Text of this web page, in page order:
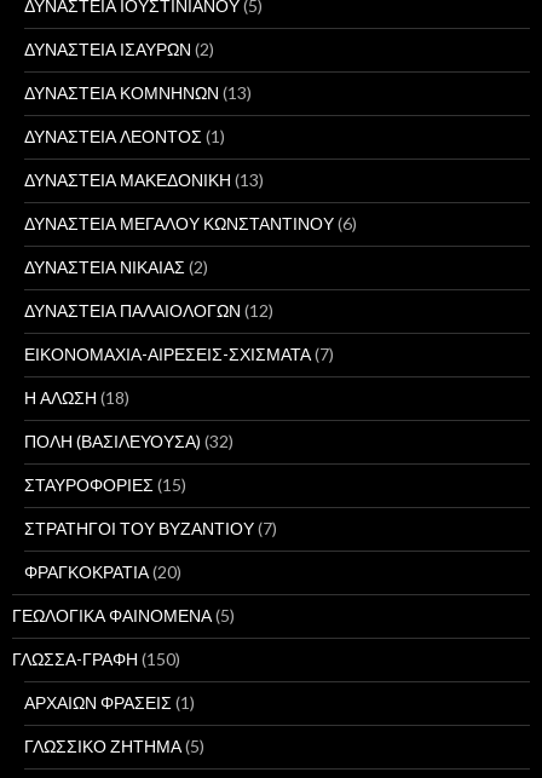
ΔΥΝΑΣΤΕΙΑ ΙΟΥΣΤΙΝΙΑΝΟΥ(5)
ΔΥΝΑΣΤΕΙΑ ΙΣΑΥΡΩΝ (2)
ΔΥΝΑΣΤΕΙΑ ΚΟΜΝΗΝΩΝ (13)
ΔΥΝΑΣΤΕΙΑ ΛΕΟΝΤΟΣ (1)
ΔΥΝΑΣΤΕΙΑ ΜΑΚΕΔΟΝΙΚΗ (13)
ΔΥΝΑΣΤΕΙΑ ΜΕΓΑΛΟΥ ΚΩΝΣΤΑΝΤΙΝΟΥ(6)
ΔΥΝΑΣΤΕΙΑ ΝΙΚΑΙΑΣ (2)
ΔΥΝΑΣΤΕΙΑ ΠΑΛΑΙΟΛΟΓΩΝ (12)
ΕΙΚΟΝΟΜΑΧΙΑ-ΑΙΡΕΣΕΙΣ-ΣΧΙΣΜΑΤΑ(7)
Η ΑΛΩΣΗ (18)
ΠΟΛΗ (ΒΑΣΙΛΕΥΟΥΣΑ) (32)
ΣΤΑΥΡΟΦΟΡΙΕΣ (15)
ΣΤΡΑΤΗΓΟΙ ΤΟΥ ΒΥΖΑΝΤΙΟΥ(7)
ΦΡΑΓΚΟΚΡΑΤΙΑ(20)
ΓΕΩΛΟΓΙΚΑ ΦΑΙΝΟΜΕΝΑ(5)
ΓΛΩΣΣΑ-ΓΡΑΦΗ (150)
ΑΡΧΑΙΩΝ ΦΡΑΣΕΙΣ (1)
ΓΛΩΣΣΙΚΟ ΖΗΤΗΜΑ(5)